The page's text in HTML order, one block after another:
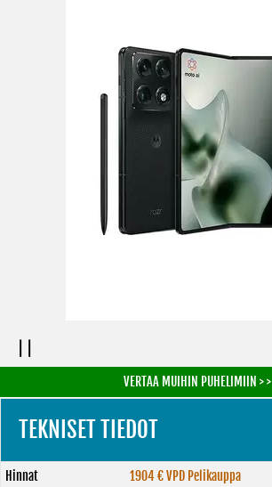
VERTAA MUIHIN PUHELIMIIN > >
TEKNISET TIEDOT
Hinnat
1904 € VPD Pelikauppa